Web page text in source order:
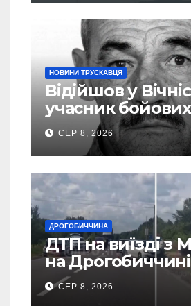
НОВИНИ ТРУСКАВЦЯ
Відійшов у
учасник
Василь
Станилі
СЕР 8, 2026
ДРОГОБИЧЧИНА
ДТП на виїзді з
на
СЕР 8, 2026